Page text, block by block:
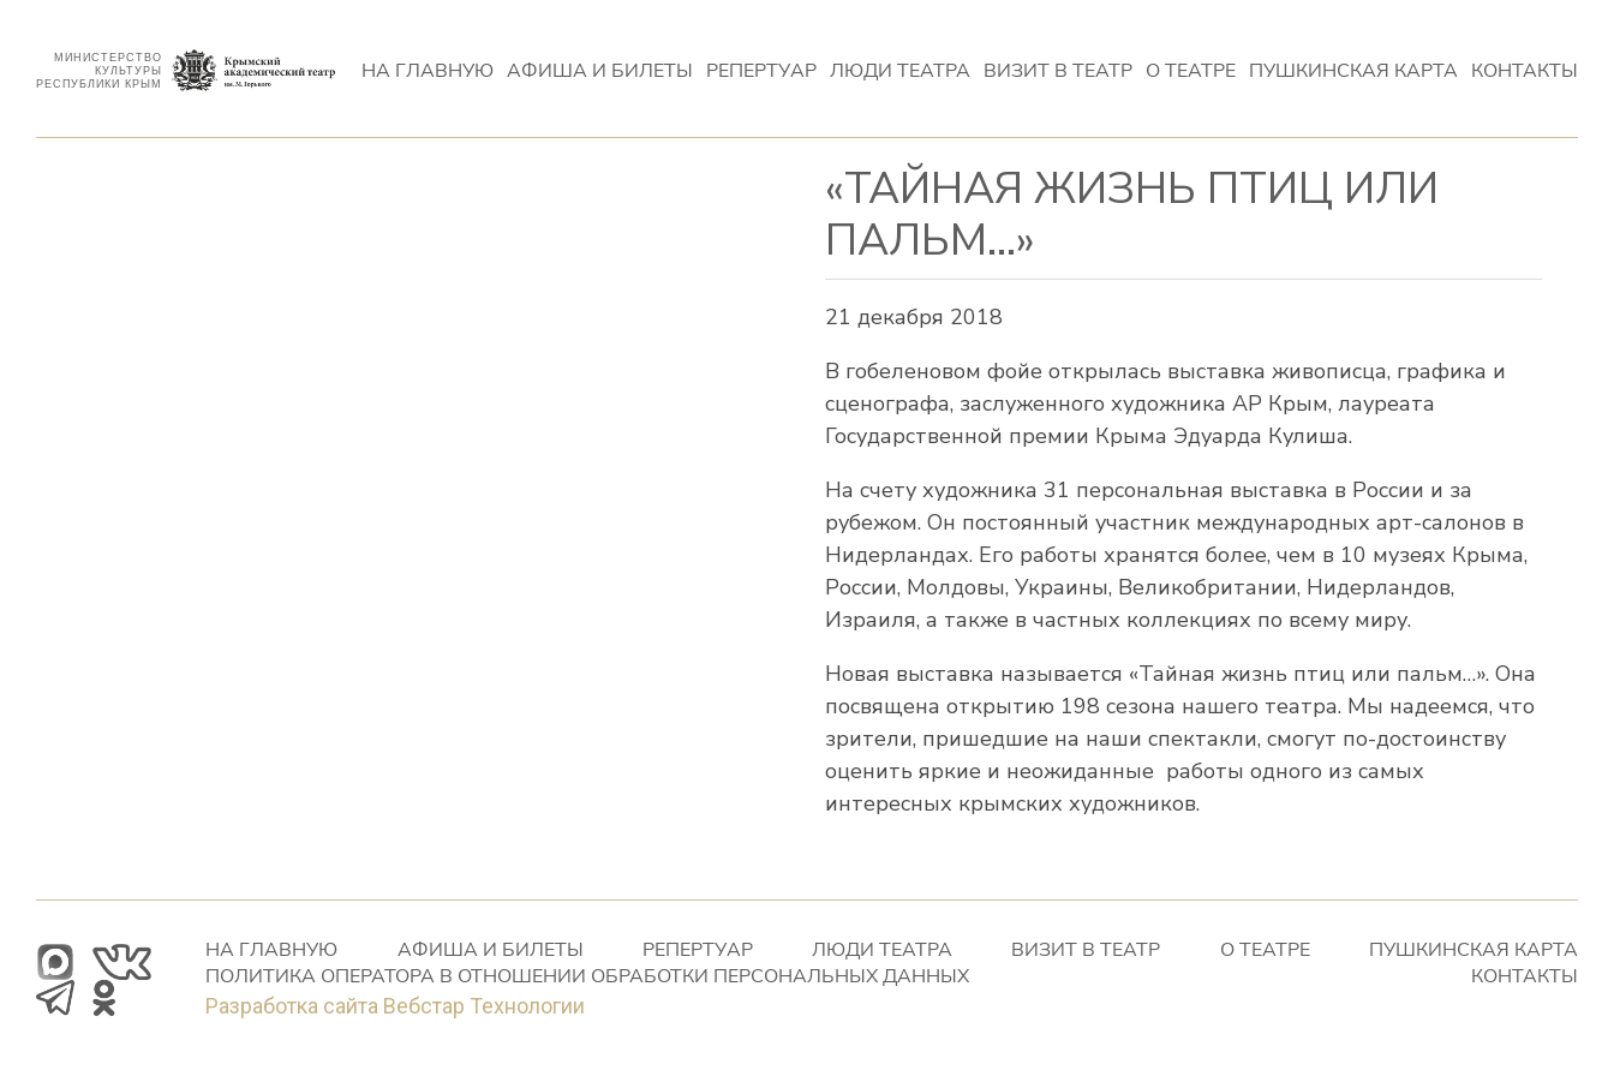
МИНИСТЕРСТВО
КУЛЬТУРЫ
РЕСПУБЛИКИ КРЫМ
НА ГЛАВНУЮ АФИША И БИЛЕТЫ РЕПЕРТУАР ЛЮДИ ТЕАТРА ВИЗИТ В ТЕАТР О ТЕАТРЕ ПУШКИНСКАЯ КАРТА КОНТАКТЫ
«ТАЙНАЯ ЖИЗНЬ ПТИЦ ИЛИ
ПАЛЬМ…»
21 декабря 2018
В гобеленовом фойе открылась выставка живописца, графика и
сценографа, заслуженного художника АР Крым, лауреата
Государственной премии Крыма Эдуарда Кулиша.
На счету художника 31 персональная выставка в России и за
рубежом. Он постоянный участник международных арт-салонов в
Нидерландах. Его работы хранятся более, чем в 10 музеях Крыма,
России, Молдовы, Украины, Великобритании, Нидерландов,
Израиля, а также в частных коллекциях по всему миру.
Новая выставка называется «Тайная жизнь птиц или пальм…». Она
посвящена открытию 198 сезона нашего театра. Мы надеемся, что
зрители, пришедшие на наши спектакли, смогут по-достоинству
оценить яркие и неожиданные работы одного из самых
интересных крымских художников.
НА ГЛАВНУЮ АФИША И БИЛЕТЫ РЕПЕРТУАР ЛЮДИ ТЕАТРА ВИЗИТ В ТЕАТР О ТЕАТРЕ
ПУШКИНСКАЯ КАРТА
ПОЛИТИКА ОПЕРАТОРА В ОТНОШЕНИИ ОБРАБОТКИ ПЕРСОНАЛЬНЫХ ДАННЫХ
КОНТАКТЫ
Разработка сайта Вебстар Технологии